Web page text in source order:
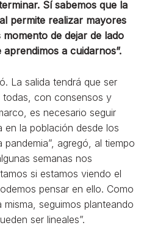
Sí sabemos que la
permite realizar mayores
de dejar de lado
a cuidarnos”.
La salida tendrá que ser
con consensos y
es necesario seguir
la población desde los
agregó, al tiempo
semanas nos
si estamos viendo el
pensar en ello. Como
seguimos planteando
ser lineales”.